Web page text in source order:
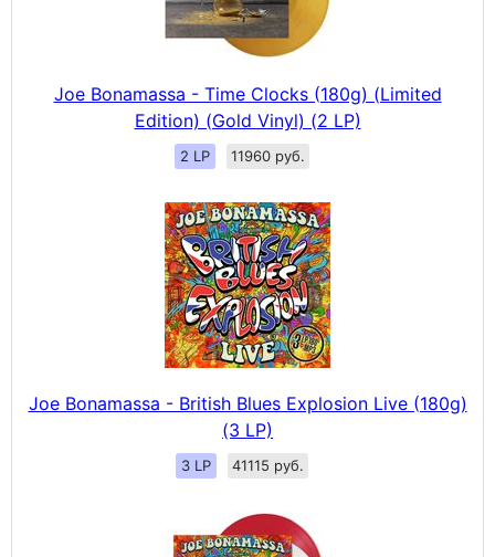
Joe Bonamassa - Time Clocks (180g) (Limited
Edition) (Gold Vinyl) (2 LP)
2 LP 11960 руб.
Joe Bonamassa - British Blues Explosion Live (180g)
(3 LP)
3 LP 41115 руб.